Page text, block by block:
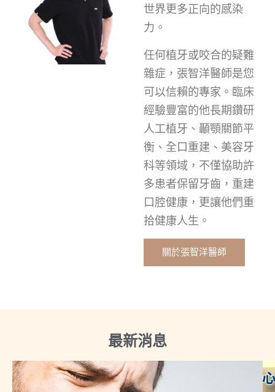
世界更多正向的感染
力。
任何植牙或咬合的疑難
雜症，張智洋醫師是您
可以信賴的專家。臨床
經驗豐富的他長期鑽研
人工植牙、顳顎關節平
衡、全口重建、美容牙
科等領域，不僅協助許
多患者保留牙齒，重建
口腔健康，更讓他們重
拾健康人生。
關於張智洋醫師
最新消息